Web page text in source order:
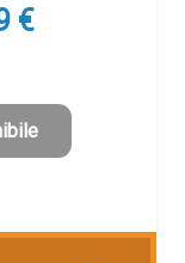
€.
€Il
è:
191,19 €.